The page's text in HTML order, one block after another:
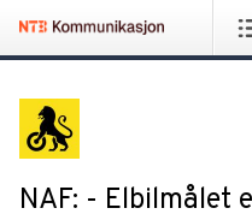
NAF: - Elbilmålet